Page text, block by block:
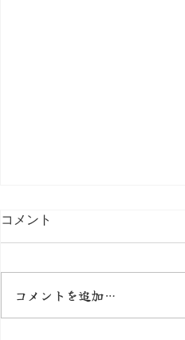
コメント
コメントを追加…